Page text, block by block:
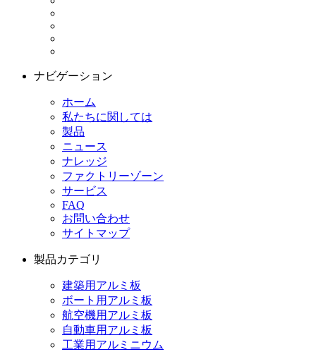
ナビゲーション
ホーム
私たちに関しては
製品
ニュース
ナレッジ
ファクトリーゾーン
サービス
FAQ
お問い合わせ
サイトマップ
製品カテゴリ
建築用アルミ板
ボート用アルミ板
航空機用アルミ板
自動車用アルミ板
工業用アルミニウム